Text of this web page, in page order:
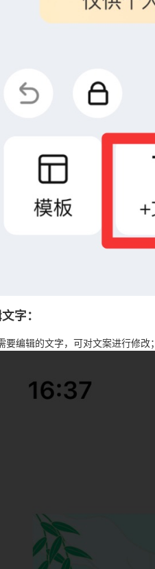
字：
要编辑的文字，可对文案进行修改；